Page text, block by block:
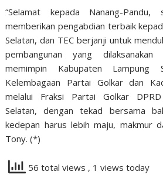
“Selamat kepada Nanang-
memberikan pengabdian terbaik
Selatan, dan TEC berjanji untuk
pembangunan yang dilaksanakan
memimpin Kabupaten Lampung
Kelembagaan Partai Golkar dan
melalui Fraksi Partai Golkar
Selatan, dengan tekad bersama
kedepan harus lebih maju, makmur
Tony. (*)
56 total views , 1 views today